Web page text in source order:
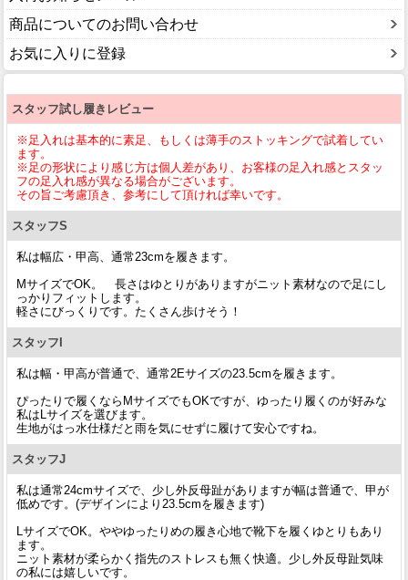
商品についてのお問い合わせ
お気に入りに登録
スタッフ試し履きレビュー
※足入れは基本的に素足、もしくは薄手のストッキングで試着してい
ます。
※足の形状により感じ方は個人差があり、お客様の足入れ感とスタッ
フの足入れ感が異なる場合がございます。
その旨ご考慮頂き、参考にして頂ければ幸いです。
スタッフS
私は幅広・甲高、通常23cmを履きます。
MサイズでOK。 長さはゆとりがありますがニット素材なので足にし
っかりフィットします。
軽さにびっくりです。たくさん歩けそう！
スタッフI
私は幅・甲高が普通で、通常2Eサイズの23.5cmを履きます。
ぴったりで履くならMサイズでもOKですが、ゆったり履くのが好みな
私はLサイズを選びます。
生地がはっ水仕様だと雨を気にせずに履けて安心ですね。
スタッフJ
私は通常24cmサイズで、少し外反母趾がありますが幅は普通で、甲が
低めです。(デザインにより23.5cmを履きます)
LサイズでOK。ややゆったりめの履き心地で靴下を履くゆとりもあり
ます。
ニット素材が柔らかく指先のストレスも無く快適。少し外反母趾気味
の私には嬉しいです。